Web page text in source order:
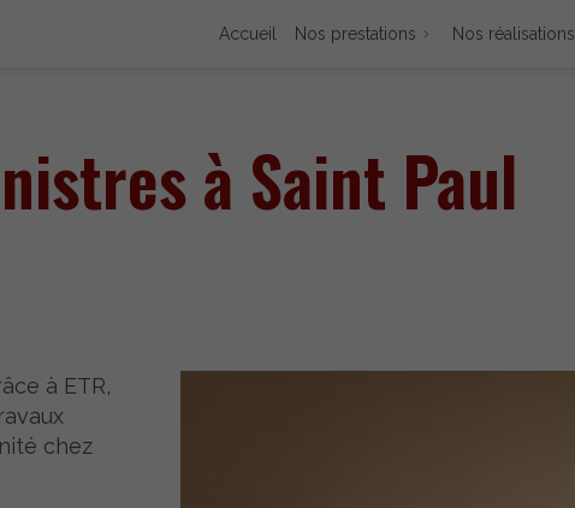
Accueil Nos prestations Nos réalisations
à Saint Paul
à ETR,
chez